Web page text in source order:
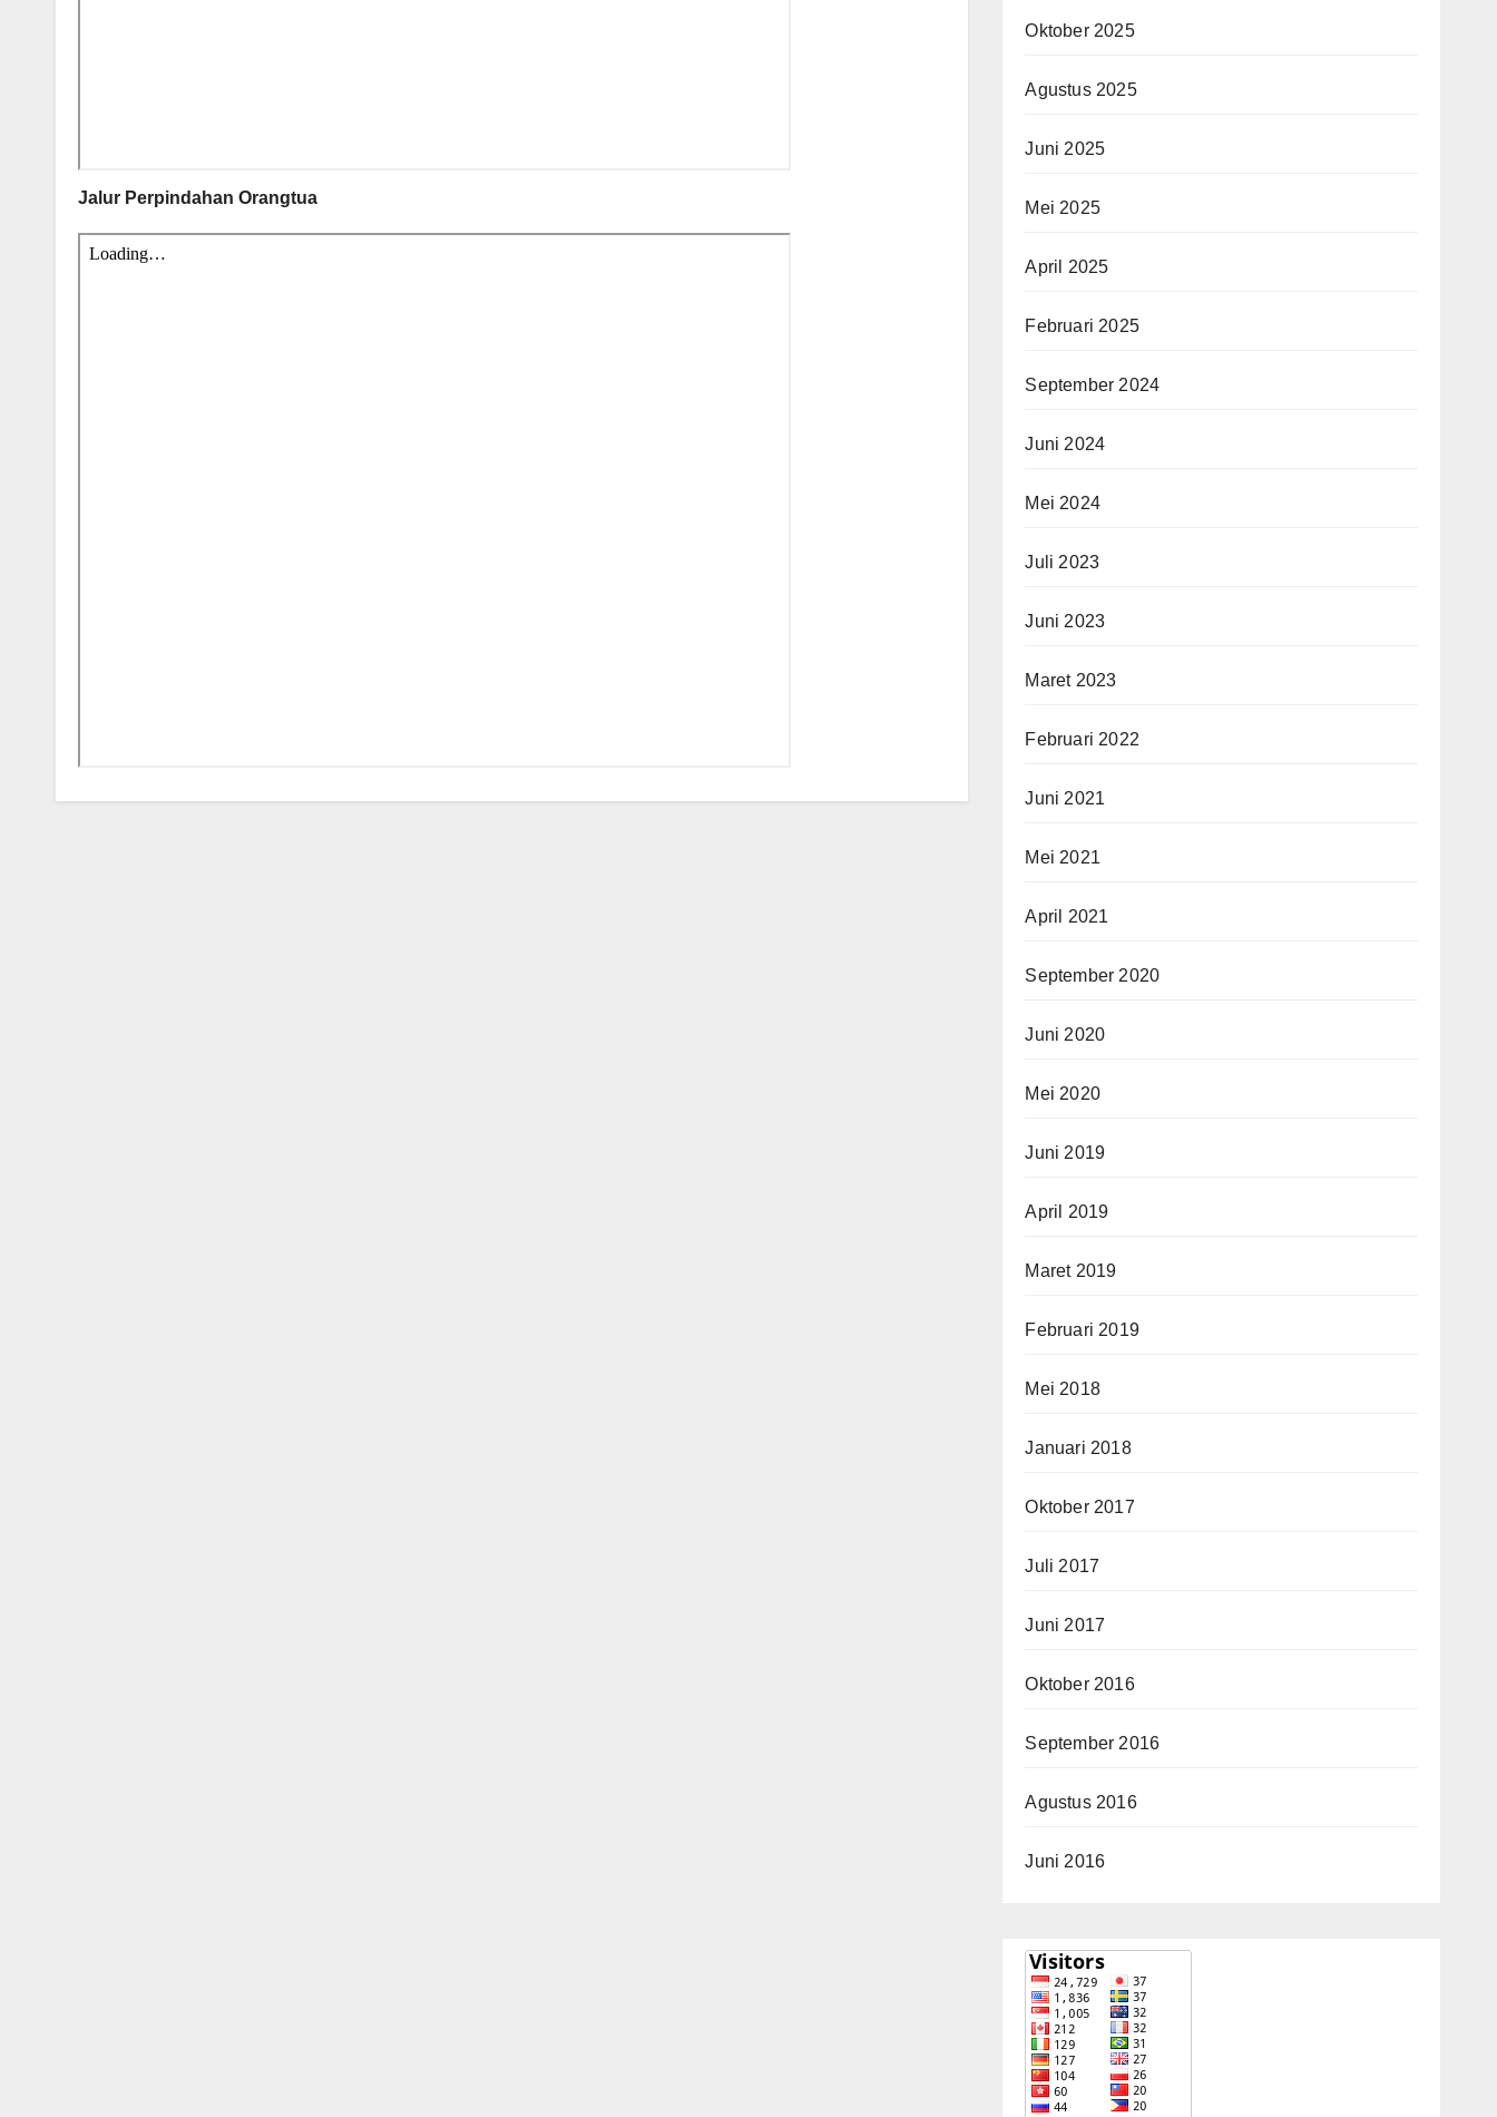
Jalur Perpindahan Orangtua
Oktober 2025
Agustus 2025
Juni 2025
Mei 2025
April 2025
Februari 2025
September 2024
Juni 2024
Mei 2024
Juli 2023
Juni 2023
Maret 2023
Februari 2022
Juni 2021
Mei 2021
April 2021
September 2020
Juni 2020
Mei 2020
Juni 2019
April 2019
Maret 2019
Februari 2019
Mei 2018
Januari 2018
Oktober 2017
Juli 2017
Juni 2017
Oktober 2016
September 2016
Agustus 2016
Juni 2016